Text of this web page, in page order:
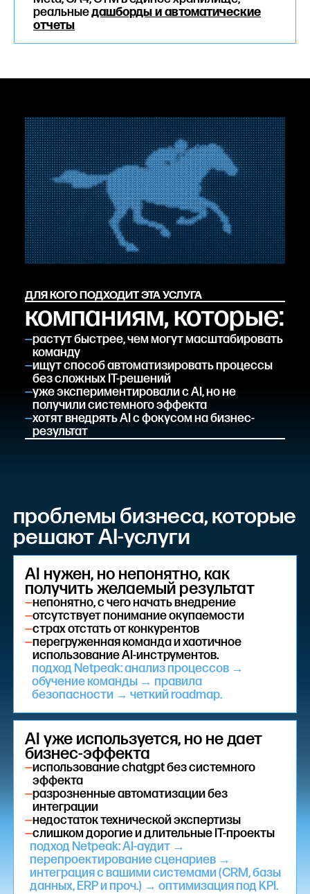
реальныедашборды и автоматические
отчеты
ДЛЯ КОГО ПОДХОДИТ ЭТА УСЛУГА
компаниям, которые:
—растут быстрее, чем могут масштабировать
команду
—ищут способ автоматизировать процессы
без сложных IT-решений
—уже экспериментировали с AI, но не
получили системного эффекта
—хотят внедрять AI с фокусом на бизнес-
результат
проблемы бизнеса, которые
решают AI-услуги
AI нужен, но непонятно, как
получить желаемый результат
—непонятно, с чего начать внедрение
—отсутствует понимание окупаемости
—страх отстать от конкурентов
—перегруженная команда и хаотичное
использование AI-инструментов.
подход Netpeak: анализ процессов →
обучение команды → правила
безопасности → четкий roadmap.
AI уже используется, но не дает
бизнес-эффекта
—использование chatgpt без системного
эффекта
—разрозненные автоматизации без
интеграции
—недостаток технической экспертизы
—слишком дорогие и длительные IT-проекты
подход Netpeak: AI-аудит →
перепроектирование сценариев →
интеграция с вашими системами (CRM, базы
данных, ERP и проч.) → оптимизация под KPI.